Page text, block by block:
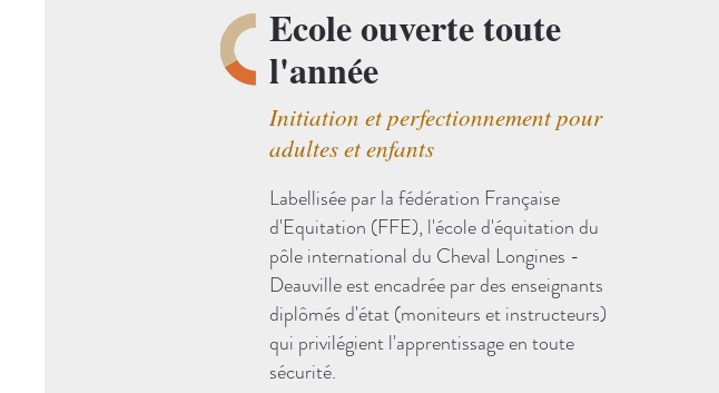
Ecole ouverte toute
l'année
Initiation et perfectionnement pour
adultes et enfants
Labellisée par la fédération Française
d'Equitation (FFE), l'école d'équitation du
pôle international du Cheval Longines -
Deauville est encadrée par des enseignants
diplômés d'état (moniteurs et instructeurs)
qui privilégient l'apprentissage en toute
sécurité.